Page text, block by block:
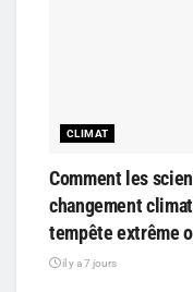
CLIMAT
Comment les
changement
tempête extrême
il y a 7 jours